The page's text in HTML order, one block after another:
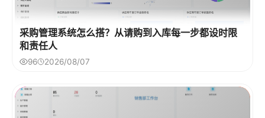
采购管理系统怎么搭？从请购到入库每一步都设时限
和责任人
96 2026/08/07